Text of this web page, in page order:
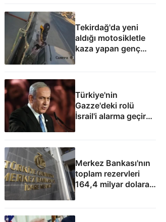
Tekirdağ'da yeni
aldığı motosikletle
kaza yapan genç
can verdi
Türkiye'nin
Gazze'deki rolü
İsrail'i alarma geçirdi:
Merkez Bankası'nın
toplam rezervleri
164,4 milyar dolara
yükseldi